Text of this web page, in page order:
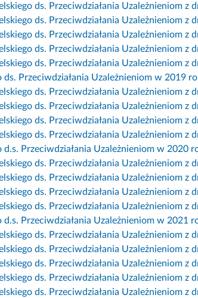
ds. Przeciwdziałania Uzależnieniom z
ds. Przeciwdziałania Uzależnieniom z
ds. Przeciwdziałania Uzależnieniom z
ds. Przeciwdziałania Uzależnieniom z
ds. Przeciwdziałania Uzależnieniom z
Przeciwdziałania Uzależnieniom w 2019
ds. Przeciwdziałania Uzależnieniom z
ds. Przeciwdziałania Uzależnieniom z
ds. Przeciwdziałania Uzależnieniom z
ds. Przeciwdziałania Uzależnieniom z
Przeciwdziałania Uzależnieniom w 2020
ds. Przeciwdziałania Uzależnieniom z
ds. Przeciwdziałania Uzależnieniom z
ds. Przeciwdziałania Uzależnieniom z
ds. Przeciwdziałania Uzależnieniom z
Przeciwdziałania Uzależnieniom w 2021
ds. Przeciwdziałania Uzależnieniom z
ds. Przeciwdziałania Uzależnieniom z
ds. Przeciwdziałania Uzależnieniom z
ds. Przeciwdziałania Uzależnieniom z
ds. Przeciwdziałania Uzależnieniom z